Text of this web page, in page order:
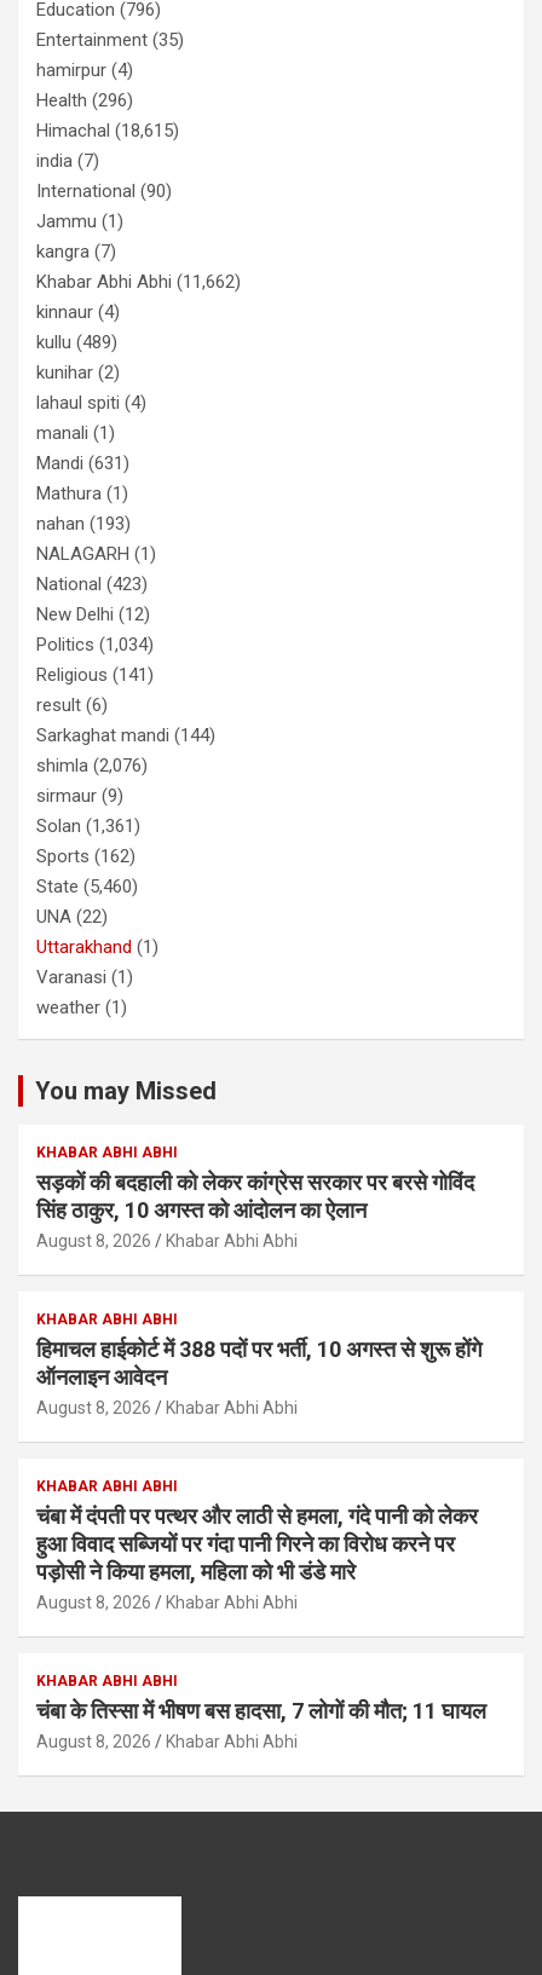
Education (796)
Entertainment (35)
hamirpur (4)
Health (296)
Himachal (18,615)
india (7)
International (90)
Jammu (1)
kangra (7)
Khabar Abhi Abhi (11,662)
kinnaur (4)
kullu (489)
kunihar (2)
lahaul spiti (4)
manali (1)
Mandi (631)
Mathura (1)
nahan (193)
NALAGARH (1)
National (423)
New Delhi (12)
Politics (1,034)
Religious (141)
result (6)
Sarkaghat mandi (144)
shimla (2,076)
sirmaur (9)
Solan (1,361)
Sports (162)
State (5,460)
UNA (22)
Uttarakhand (1)
Varanasi (1)
weather (1)
You may Missed
KHABAR ABHI ABHI
सड़कों की बदहाली को लेकर कांग्रेस सरकार पर बरसे गोविंद
सिंह ठाकुर, 10 अगस्त को आंदोलन का ऐलान
August 8, 2026 Khabar Abhi Abhi
KHABAR ABHI ABHI
हिमाचल हाईकोर्ट में 388 पदों पर भर्ती, 10 अगस्त से शुरू होंगे
ऑनलाइन आवेदन
August 8, 2026 Khabar Abhi Abhi
KHABAR ABHI ABHI
चंबा में दंपती पर पत्थर और लाठी से हमला, गंदे पानी को लेकर
हुआ विवाद सब्जियों पर गंदा पानी गिरने का विरोध करने पर
पड़ोसी ने किया हमला, महिला को भी डंडे मारे
August 8, 2026 Khabar Abhi Abhi
KHABAR ABHI ABHI
चंबा के तिस्सा में भीषण बस हादसा, 7 लोगों की मौत; 11 घायल
August 8, 2026 Khabar Abhi Abhi